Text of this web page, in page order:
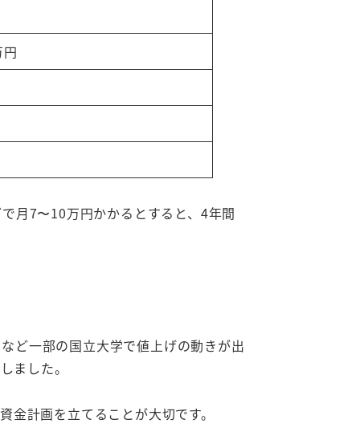
月7〜10万円かかるとすると、4年間
ど一部の国立大学で値上げの動きが出
ました。
金計画を立てることが大切です。